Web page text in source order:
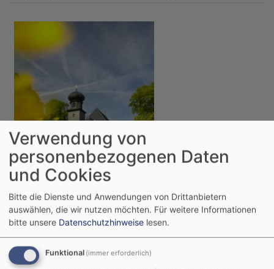
Sa, 8.8. 19 Uhr
Meditativer Abendgottesdienst
Verwendung von
personenbezogenen Daten
und Cookies
Bitte die Dienste und Anwendungen von Drittanbietern
auswählen, die wir nutzen möchten. Für weitere Informationen
bitte unsere Datenschutzhinweise lesen.
Funktional (immer erforderlich)